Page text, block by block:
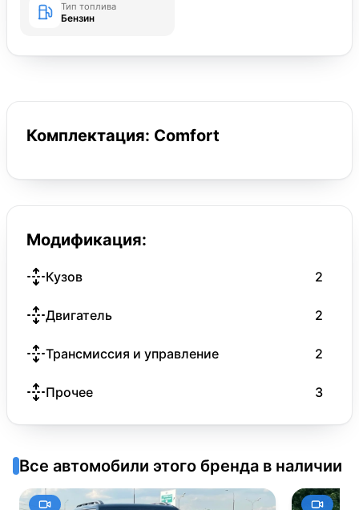
Тип топлива
Бензин
Комплектация: Comfort
Модификация:
Кузов 2
Двигатель 2
Трансмиссия и управление 2
Прочее 3
Все автомобили этого бренда в наличии